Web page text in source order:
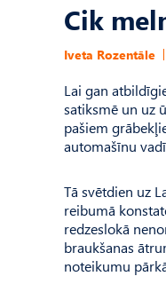
Cik
Iveta Rozentāle
Lai gan
satiksmē un uz
pašiem
automašīnu
Tā svētdien uz
reibumā
redzeslokā
braukšanas
noteikumu